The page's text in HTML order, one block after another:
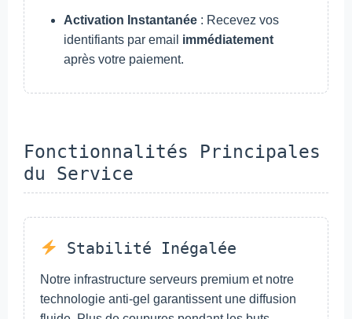
Activation Instantanée : Recevez vos
identifiants par email immédiatement
après votre paiement.
Fonctionnalités Principales
du Service
Stabilité Inégalée
Notre infrastructure serveurs premium et notre
technologie anti-gel garantissent une diffusion